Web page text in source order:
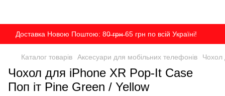
Доставка Новою Поштою: 80̶ ̶г̶р̶н̶ 65 грн по всій Україні!
Каталог товарів Аксесуари для мобільних телефонів Чохол
Чохол для iPhone XR Pop-It Case
Поп іт Pine Green / Yellow